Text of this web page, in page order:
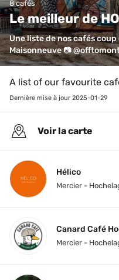
8 cafés
Le meilleur de
Une liste de nos cafés
Maisonneuve 📷
A list of our favourite
Dernière mise à jour 2025-01-29
Voir la carte
Hélico
Mercier -
Canard Café
Mercier -